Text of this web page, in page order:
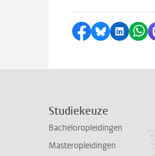
Delen op
Delen via
Delen
Studiekeuze
Bacheloropleidingen
Masteropleidingen